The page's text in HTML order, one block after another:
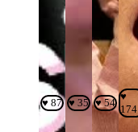
♥ 87 ♥ 35 ♥ 54
♥
174